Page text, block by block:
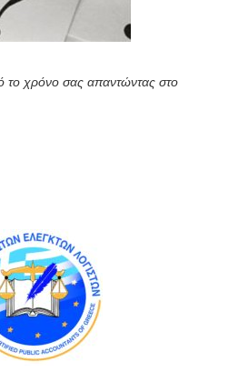
το χρόνο σας απαντώντας στο